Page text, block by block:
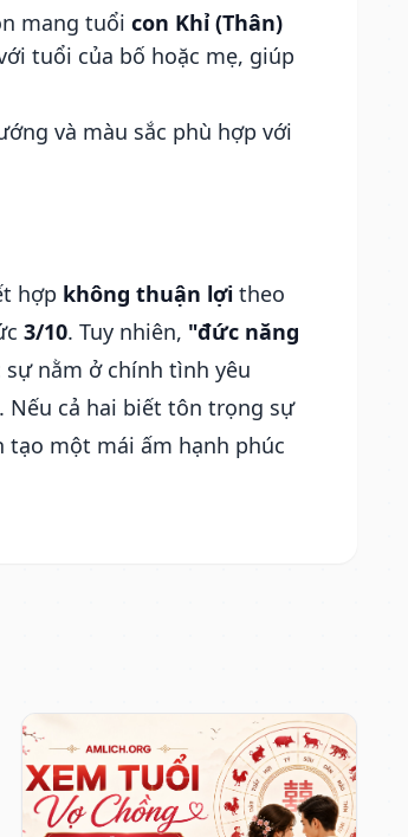
mang tuổi con Khỉ (Thân)
tuổi của bố hoặc mẹ, giúp
và màu sắc phù hợp với
hợp không thuận lợi theo
3/10. Tuy nhiên, "đức năng
nằm ở chính tình yêu
Nếu cả hai biết tôn trọng sự
tạo một mái ấm hạnh phúc